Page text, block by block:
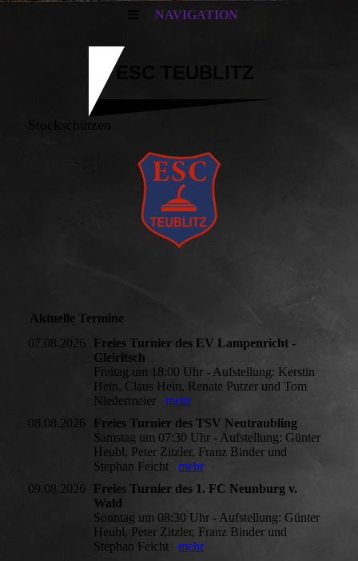
NAVIGATION
ESC TEUBLITZ
Stockschützen
Aktuelle Termine
07.08.2026
Freies Turnier des EV Lampenricht -
Gleiritsch
Freitag um 18:00 Uhr - Aufstellung: Kerstin
Hein, Claus Hein, Renate Putzer und Tom
Niedermeier mehr
08.08.2026
Freies Turnier des TSV Neutraubling
Samstag um 07:30 Uhr - Aufstellung: Günter
Heubl, Peter Zitzler, Franz Binder und
Stephan Feicht mehr
09.08.2026
Freies Turnier des 1. FC Neunburg v.
Wald
Sonntag um 08:30 Uhr - Aufstellung: Günter
Heubl, Peter Zitzler, Franz Binder und
Stephan Feicht mehr